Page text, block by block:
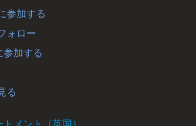
参加する
ォロー
参加する
る
メント（英国）